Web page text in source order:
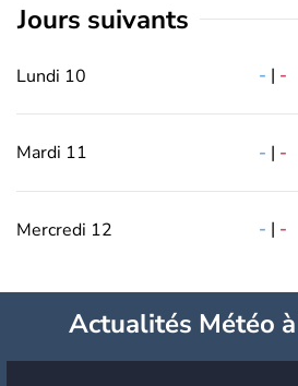
jours suivants
Lundi 10 - | -
Mardi 11 - | -
Mercredi 12 - | -
Actualités Météo